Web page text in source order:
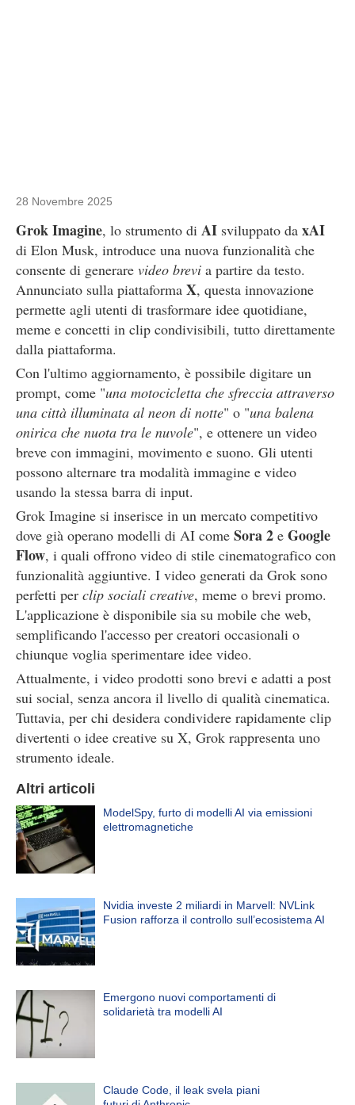
28 Novembre 2025
Grok Imagine, lo strumento di AI sviluppato da xAI
di Elon Musk, introduce una nuova funzionalità che
consente di generare video brevi a partire da testo.
Annunciato sulla piattaforma X, questa innovazione
permette agli utenti di trasformare idee quotidiane,
meme e concetti in clip condivisibili, tutto direttamente
dalla piattaforma.
Con l'ultimo aggiornamento, è possibile digitare un
prompt, come "una motocicletta che sfreccia attraverso
una città illuminata al neon di notte" o "una balena
onirica che nuota tra le nuvole", e ottenere un video
breve con immagini, movimento e suono. Gli utenti
possono alternare tra modalità immagine e video
usando la stessa barra di input.
Grok Imagine si inserisce in un mercato competitivo
dove già operano modelli di AI come Sora 2 e Google
Flow, i quali offrono video di stile cinematografico con
funzionalità aggiuntive. I video generati da Grok sono
perfetti per clip sociali creative, meme o brevi promo.
L'applicazione è disponibile sia su mobile che web,
semplificando l'accesso per creatori occasionali o
chiunque voglia sperimentare idee video.
Attualmente, i video prodotti sono brevi e adatti a post
sui social, senza ancora il livello di qualità cinematica.
Tuttavia, per chi desidera condividere rapidamente clip
divertenti o idee creative su X, Grok rappresenta uno
strumento ideale.
Altri articoli
ModelSpy, furto di modelli AI via emissioni
elettromagnetiche
Nvidia investe 2 miliardi in Marvell: NVLink
Fusion rafforza il controllo sull’ecosistema AI
Emergono nuovi comportamenti di
solidarietà tra modelli AI
Claude Code, il leak svela piani